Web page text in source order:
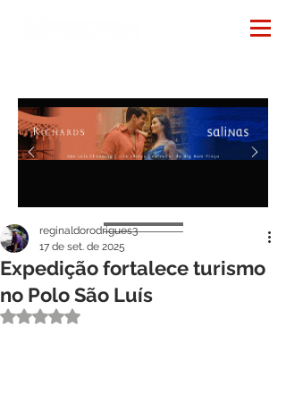
Expedição fortalece turismo
no Polo São Luís
reginaldorodrigues3
17 de set. de 2025
Avaliado com NaN de 5 estrelas.